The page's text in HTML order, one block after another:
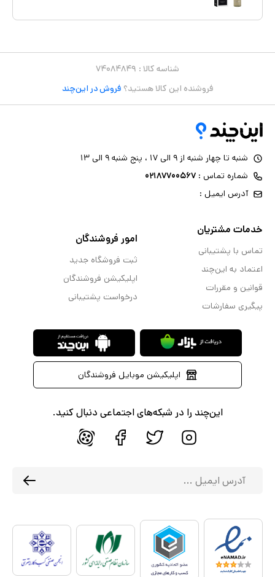
شناسه کالا : ۷۴۰۸۴۸۴۹
فروشنده این کالا هستید؟ فروش در این‌چند
شنبه تا چهار شنبه از ۹ الی ۱۷ ، پنج شنبه ۹ الی ۱۳
شماره تماس : ۰۲۱۸۷۷۰۰۵۶۷
آدرس ایمیل :
خدمات مشتریان
تماس با پشتیبانی
اعتماد به این‌چند
قوانین و مقررات
پیگیری سفارشات
امور فروشندگان
ثبت فروشگاه جدید
اپلیکیشن فروشندگان
درخواست پشتیبانی
اپلیکیشن موبایل فروشندگان
این‌چند را در شبکه‌های اجتماعی دنبال کنید.